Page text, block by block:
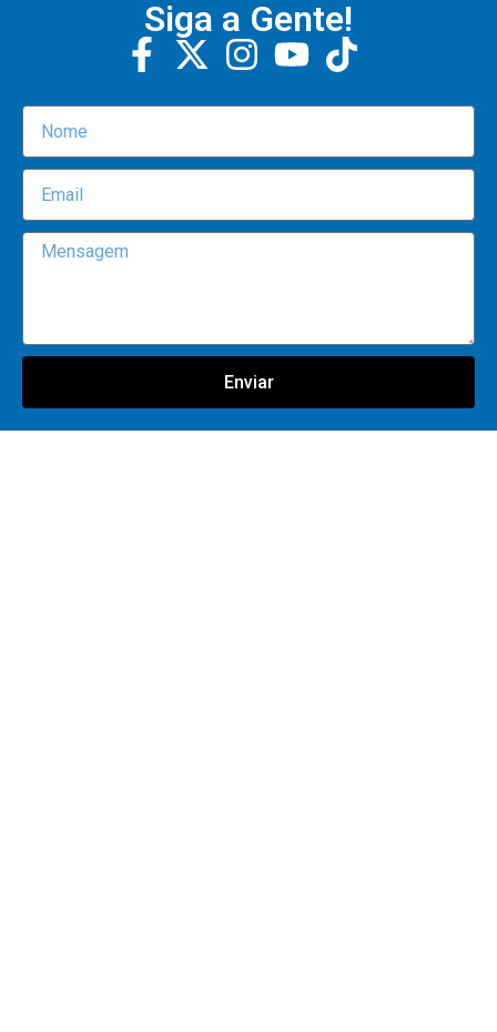
Siga a Gente!
Enviar